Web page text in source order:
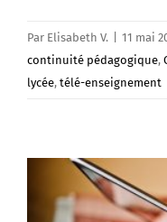
Par Elisabeth V. 11 mai
continuité pédagogique,
lycée, télé-enseignement